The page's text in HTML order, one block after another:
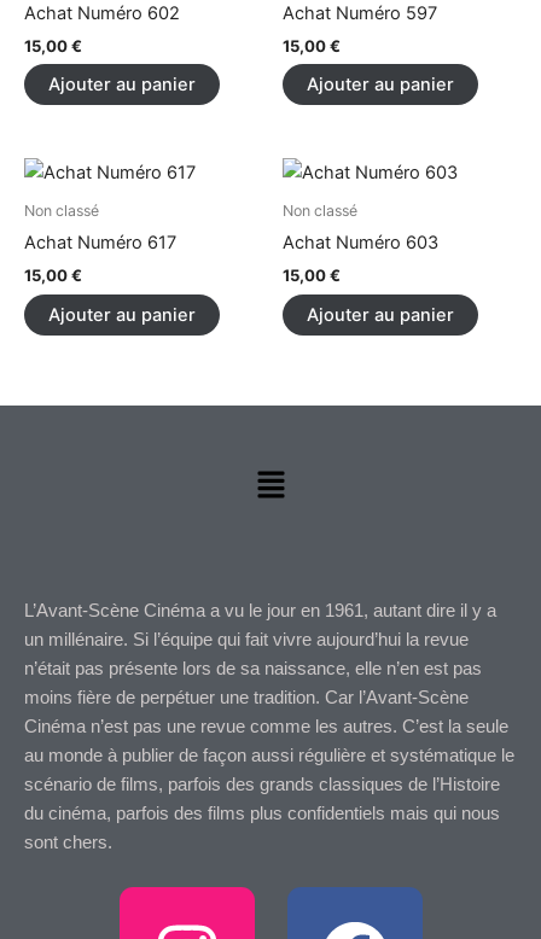
Achat Numéro 602
15,00€
Ajouter au panier
Achat Numéro 597
15,00€
Ajouter au panier
Non classé
Achat Numéro 617
15,00€
Ajouter au panier
Non classé
Achat Numéro 603
15,00€
Ajouter au panier
Menu
L’Avant-Scène Cinéma a vu le jour en 1961, autant dire il y a
un millénaire. Si l’équipe qui fait vivre aujourd’hui la revue
n’était pas présente lors de sa naissance, elle n’en est pas
moins fière de perpétuer une tradition. Car l’Avant-Scène
Cinéma n’est pas une revue comme les autres. C’est la seule
au monde à publier de façon aussi régulière et systématique le
scénario de films, parfois des grands classiques de l’Histoire
du cinéma, parfois des films plus confidentiels mais qui nous
sont chers.
I
F